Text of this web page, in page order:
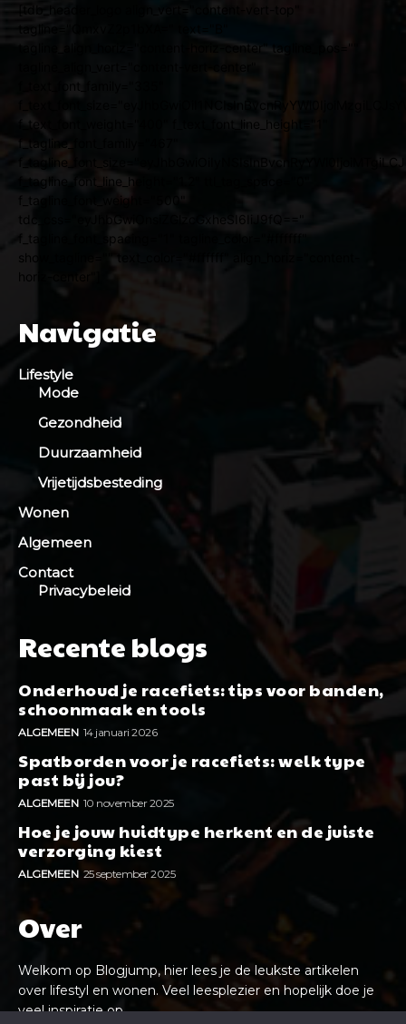
[tdb_header_logo align_vert="content-vert-top"
tagline_align_horiz="content-horiz-center" tagline_pos=""
f_text_font_weight="400" f_text_font_line_height="1"
f_tagline_font_line_height="1.2" ttl_tag_space="0"
f_tagline_font_weight="500"
tdc_css="eyJhbGwiOnsiZGlzcGxheSI6IiJ9fQ=="
f_tagline_font_spacing="1" tagline_color="#ffffff"
show_tagline="" text_color="#ffffff" align_horiz="content-
Navigatie
Lifestyle
Mode
Gezondheid
Duurzaamheid
Vrijetijdsbesteding
Wonen
Algemeen
Contact
Privacybeleid
Recente blogs
Onderhoud je racefiets: tips voor banden,
schoonmaak en tools
ALGEMEEN 14 januari 2026
Spatborden voor je racefiets: welk type
past bij jou?
ALGEMEEN 10 november 2025
Hoe je jouw huidtype herkent en de juiste
verzorging kiest
ALGEMEEN 25 september 2025
Over
Welkom op Blogjump, hier lees je de leukste artikelen
over lifestyl en wonen. Veel leesplezier en hopelijk doe je
veel inspiratie op.